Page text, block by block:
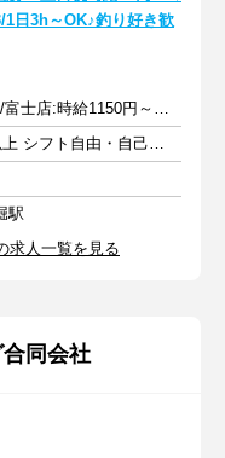
日3h～OK♪釣り好き歓
大垣店:時給1,070円～/富士店:時給1150円～★１分単位で時給支給
週3日以上 1日3時間以上 シフト自由・自己申告
駅
求人一覧を見る
同会社